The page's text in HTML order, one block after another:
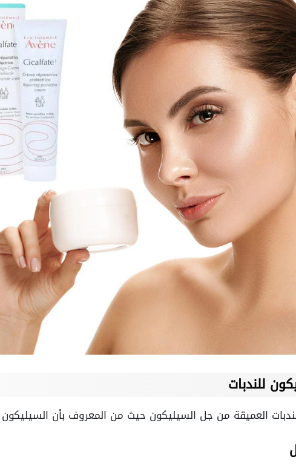
للندبات
العميقة من جل السيليكون حيث من المعروف بأن